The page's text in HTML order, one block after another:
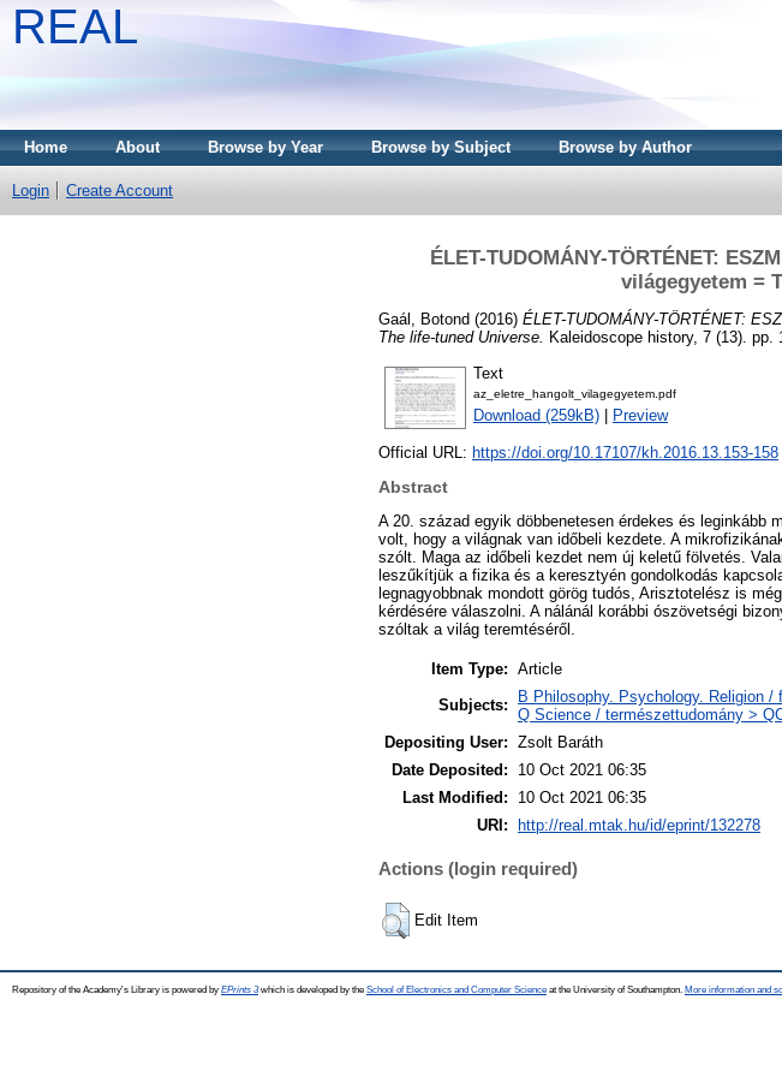
REAL
Home About Browse by Year Browse by Subject Browse by Author
Login Create Account
ÉLET-TUDOMÁNY-TÖRTÉNET:
világegyetem =
Gaál, Botond (2016) ÉLET-TUDOMÁNY-TÖRTÉNET:
The life-tuned Universe. Kaleidoscope history, 7 (13). pp.
Text
az_eletre_hangolt_vilagegyetem.pdf
Download (259kB) Preview
Official URL: https://doi.org/10.17107/kh.2016.13.153-158
Abstract
A 20. század egyik döbbenetesen érdekes és leginkább
volt, hogy a világnak van időbeli kezdete. A
szólt. Maga az időbeli kezdet nem új keletű fölvetés.
leszűkítjük a fizika és a keresztyén gondolkodás
legnagyobbnak mondott görög tudós, Arisztotelész is
kérdésére válaszolni. A nálánál korábbi ószövetségi
szóltak a világ teremtéséről.
Item Type: Article
Subjects:
B Philosophy. Psychology. Religion
Q Science / természettudomány >
Depositing User: Zsolt Baráth
Date Deposited:
10 Oct 2021 06:35
Last Modified:
10 Oct 2021 06:35
URI:
http://real.mtak.hu/id/eprint/132278
Actions (login required)
Edit Item
Repository of the Academy's Library is powered by EPrints 3which is developed by the School of Electronics and Computer Science at the University of Southampton. More information and